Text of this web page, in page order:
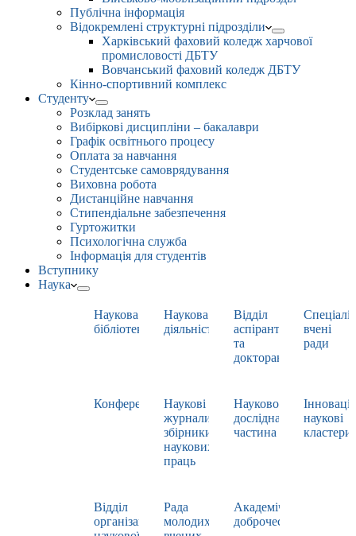
Публічна інформація
Відокремлені структурні підрозділи
Харківський фаховий коледж харчової
промисловості ДБТУ
Вовчанський фаховий коледж ДБТУ
Кінно-спортивний комплекс
Студенту
Розклад занять
Вибіркові дисципліни – бакалаври
Графік освітнього процесу
Оплата за навчання
Студентське самоврядування
Виховна робота
Дистанційне навчання
Стипендіальне забезпечення
Гуртожитки
Психологічна служба
Інформація для студентів
Вступнику
Наука
Наукова
бібліотека
Наукова
діяльність
Відділ
аспірантури
та
докторантури
вчені
ради
Конференції
Наукові
журнали,
збірники
наукових
праць
Науково-
дослідна
частина
наукові
кластери
Відділ
організації
Рада
молодих
Академічна
доброчесність